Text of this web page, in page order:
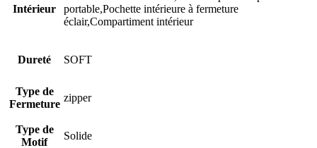
Intérieur
portable,Pochette intérieure à fermeture
éclair,Compartiment intérieur
Dureté SOFT
Type de
Fermeture
zipper
Type de
Motif
Solide